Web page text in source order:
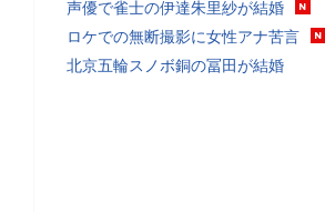
声優で雀士の伊達朱里紗が結婚
ロケでの無断撮影に女性アナ苦言
北京五輪スノボ銅の冨田が結婚